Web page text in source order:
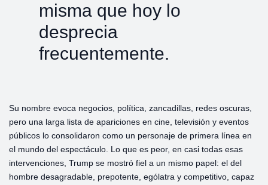
misma que hoy lo
desprecia
frecuentemente.
Su nombre evoca negocios, política, zancadillas, redes oscuras,
pero una larga lista de apariciones en cine, televisión y eventos
públicos lo consolidaron como un personaje de primera línea en
el mundo del espectáculo. Lo que es peor, en casi todas esas
intervenciones, Trump se mostró fiel a un mismo papel: el del
hombre desagradable, prepotente, ególatra y competitivo, capaz